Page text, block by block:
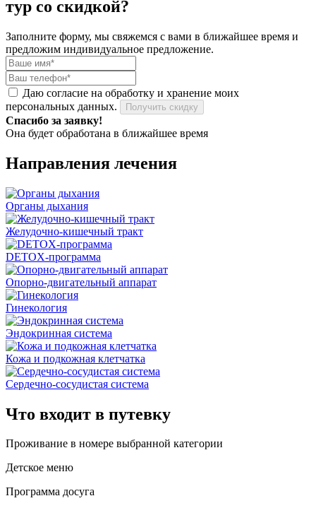
тур со скидкой?
Заполните форму, мы свяжемся с вами в ближайшее время и
предложим индивидуальное предложение.
Даю согласие на обработку и хранение моих
персональных данных.
Получить скидку
Спасибо за заявку!
Она будет обработана в ближайшее время
Направления лечения
Органы дыхания
Желудочно-кишечный тракт
DETOX-программа
Опорно-двигательный аппарат
Гинекология
Эндокринная система
Кожа и подкожная клетчатка
Сердечно-сосудистая система
Что входит в путевку
Проживание в номере выбранной категории
Детское меню
Программа досуга